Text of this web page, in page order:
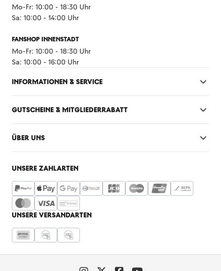
Mo-Fr: 10:00 - 18:30 Uhr
Sa: 10:00 - 14:00 Uhr
FANSHOP INNENSTADT
Mo-Fr: 10:00 - 18:30 Uhr
Sa: 10:00 - 16:00 Uhr
INFORMATIONEN & SERVICE
GUTSCHEINE & MITGLIEDERRABATT
ÜBER UNS
UNSERE ZAHLARTEN
UNSERE VERSANDARTEN